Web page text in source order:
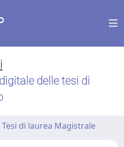
delle tesi di
Tesi di laurea Magistrale